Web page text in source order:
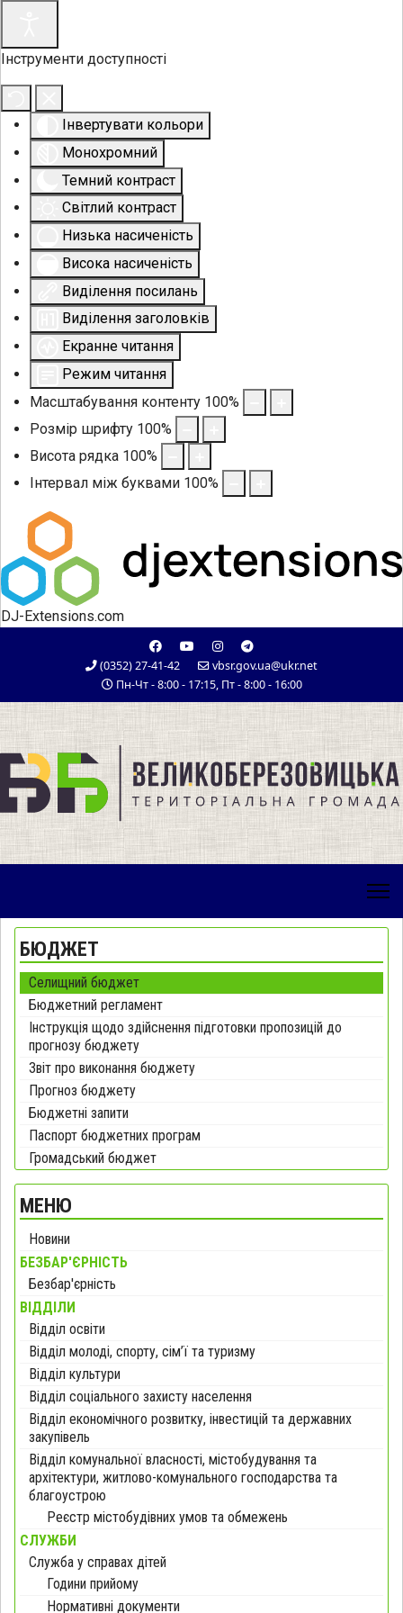
Інструменти доступності
Інвертувати кольори
Монохромний
Темний контраст
Світлий контраст
Низька насиченість
Висока насиченість
Виділення посилань
Виділення заголовків
Екранне читання
Режим читання
Масштабування контенту 100%
Розмір шрифту 100%
Висота рядка 100%
Інтервал між буквами 100%
DJ-Extensions.com
(0352) 27-41-42
vbsr.gov.ua@ukr.net
Пн-Чт - 8:00 - 17:15, Пт - 8:00 - 16:00
БЮДЖЕТ
Селищний бюджет
Бюджетний регламент
Інструкція щодо здійснення підготовки пропозицій до
прогнозу бюджету
Звіт про виконання бюджету
Прогноз бюджету
Бюджетні запити
Паспорт бюджетних програм
Громадський бюджет
МЕНЮ
Новини
БЕЗБАР'ЄРНІСТЬ
Безбар'єрність
ВІДДІЛИ
Відділ освіти
Відділ молоді, спорту, сім’ї та туризму
Відділ культури
Відділ соціального захисту населення
Відділ економічного розвитку, інвестицій та державних
закупівель
Відділ комунальної власності, містобудування та
архітектури, житлово-комунального господарства та
благоустрою
Реєстр містобудівних умов та обмежень
СЛУЖБИ
Служба у справах дітей
Години прийому
Нормативні документи